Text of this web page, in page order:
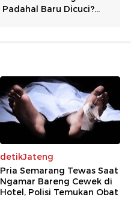
detikJateng
Pria Semarang Tewas Saat
Ngamar Bareng Cewek di
Hotel, Polisi Temukan Obat